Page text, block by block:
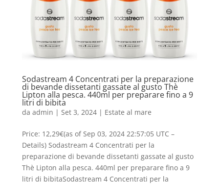
Sodastream 4 Concentrati per la preparazione
di bevande dissetanti gassate al gusto Thè
Lipton alla pesca. 440ml per preparare fino a 9
litri di bibita
da admin | Set 3, 2024| Estate al mare
Price: 12,29€(as of Sep 03, 2024 22:57:05 UTC –
Details) Sodastream 4 Concentrati per la
preparazione di bevande dissetanti gassate al gusto
Thè Lipton alla pesca. 440ml per preparare fino a 9
litri di bibitaSodastream 4 Concentrati per la